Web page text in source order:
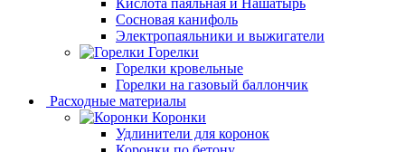
Кислота паяльная и Нашатырь
Сосновая канифоль
Электропаяльники и выжигатели
Горелки
Горелки кровельные
Горелки на газовый баллончик
Расходные материалы
Коронки
Удлинители для коронок